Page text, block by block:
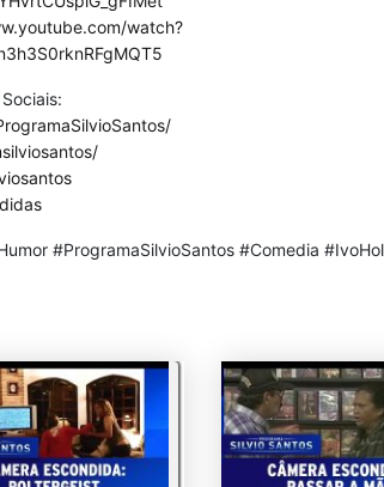
watch?
#ProgramaSilvioSantos #Comedia